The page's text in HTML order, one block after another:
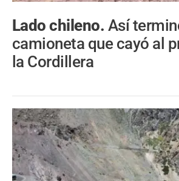
Lado chileno. Así
camioneta que cayó al
la Cordillera